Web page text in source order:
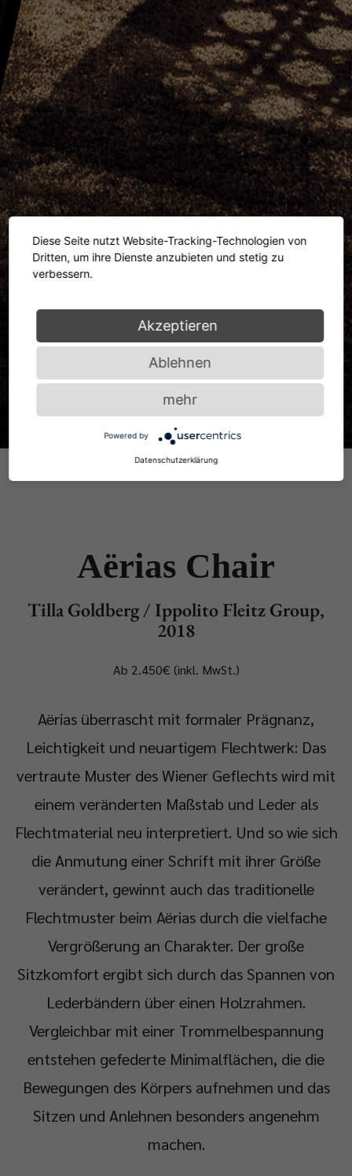
Aërias Chair
Tilla Goldberg / Ippolito Fleitz Group,
2018
Ab 2.450€ (inkl. MwSt.)
Aërias überrascht mit formaler Prägnanz,
Leichtigkeit und neuartigem Flechtwerk: Das
vertraute Muster des Wiener Geflechts wird mit
einem veränderten Maßstab und Leder als
Flechtmaterial neu interpretiert. Und so wie sich
die Anmutung einer Schrift mit ihrer Größe
verändert, gewinnt auch das traditionelle
Flechtmuster beim Aërias durch die vielfache
Vergrößerung an Charakter. Der große
Sitzkomfort ergibt sich durch das Spannen von
Lederbändern über einen Holzrahmen.
Vergleichbar mit einer Trommelbespannung
entstehen gefederte Minimalflächen, die die
Bewegungen des Körpers aufnehmen und das
Sitzen und Anlehnen besonders angenehm
machen.
Diese Seite nutzt Website-Tracking-Technologien von
Dritten, um ihre Dienste anzubieten und stetig zu
verbessern.
Akzeptieren
Ablehnen
mehr
Powered by
Datenschutzerklärung